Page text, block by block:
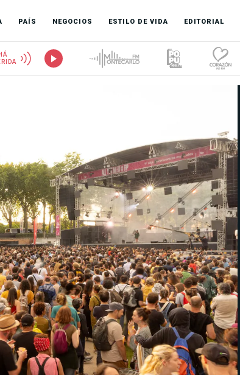
PAÍS NEGOCIOS ESTILO DE VIDA EDITORIAL